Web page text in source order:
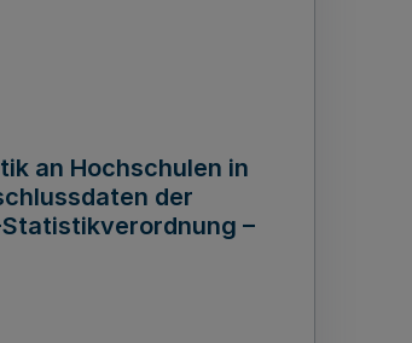
an Hochschulen in
der
–